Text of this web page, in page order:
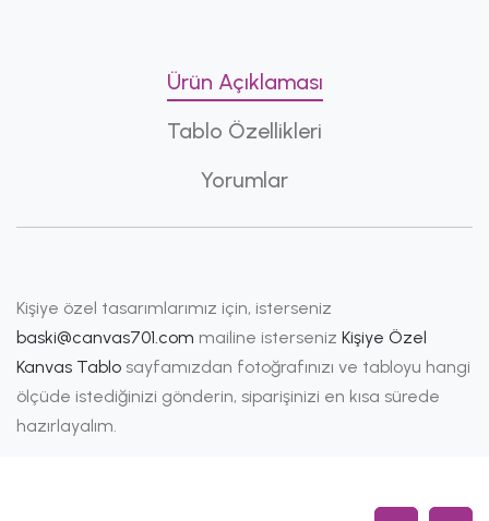
Ürün Açıklaması
Tablo Özellikleri
Yorumlar
Kişiye özel tasarımlarımız için, isterseniz
baski@canvas701.com mailine isterseniz Kişiye Özel
Kanvas Tablo sayfamızdan fotoğrafınızı ve tabloyu hangi
ölçüde istediğinizi gönderin, siparişinizi en kısa sürede
hazırlayalım.